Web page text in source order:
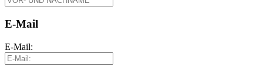
E-Mail
E-Mail: